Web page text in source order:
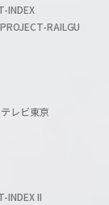
INDEX
RAILGU
レビ東京
INDEX II